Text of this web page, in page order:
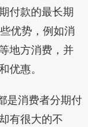
付款的最长期
优势，例如消
地方消费，并
优惠。
是消费者分期付
有很大的不